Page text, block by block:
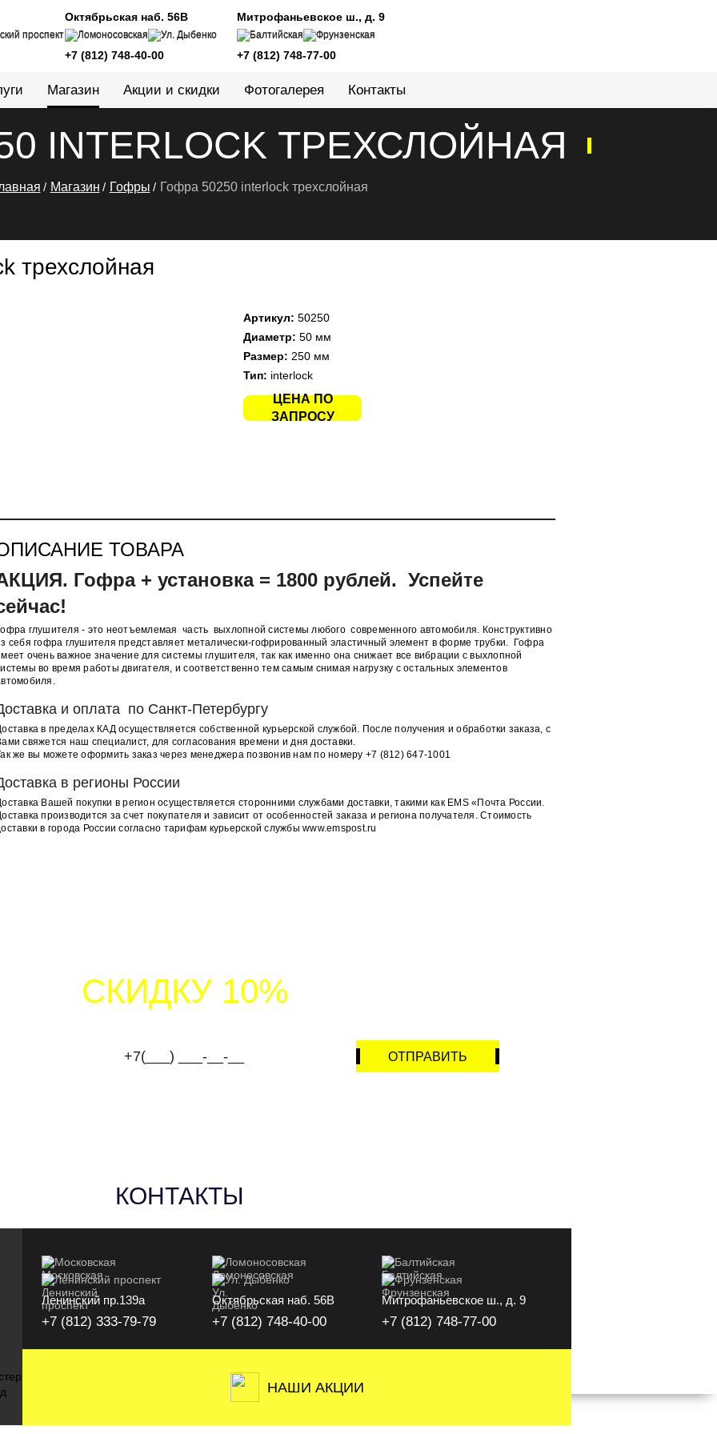
проспект
Октябрьская наб. 56В
Ломоносовская Ул. Дыбенко
+7 (812) 748-40-00
Митрофаньевское ш., д. 9
Балтийская Фрунзенская
+7 (812) 748-77-00
Ленинский пр.139а
Магазин Акции и скидки Фотогалерея Контакты
INTERLOCK ТРЕХСЛОЙНАЯ
Магазин Гофры Гофра 50250 interlock трехслойная
трехслойная
Артикул: 50250
Диаметр: 50 мм
Размер: 250 мм
Тип: interlock
ЦЕНА ПО
ЗАПРОСУ
ТОВАРА
Гофра + установка = 1800 рублей. Успейте
глушителя - это неотъемлемая часть выхлопной системы любого современного автомобиля. Конструктивно
себя гофра глушителя представляет металически-гофрированный эластичный элемент в форме трубки. Гофра
очень важное значение для системы глушителя, так как именно она снижает все вибрации с выхлопной
во время работы двигателя, и соответственно тем самым снимая нагрузку с остальных элементов
и оплата по Санкт-Петербургу
в пределах КАД осуществляется собственной курьерской службой. После получения и обработки заказа, с
свяжется наш специалист, для согласования времени и дня доставки.
же вы можете оформить заказ через менеджера позвонив нам по номеру +7 (812) 647-1001
в регионы России
Вашей покупки в регион осуществляется сторонними службами доставки, такими как EMS «Почта России.
производится за счет покупателя и зависит от особенностей заказа и региона получателя. Стоимость
в города России согласно тарифам курьерской службы www.emspost.ru
СКИДКУ 10%
ОТПРАВИТЬ
КОНТАКТЫ
Московская
Ленинский проспект
Ленинский пр.139а
+7 (812) 333-79-79
Ломоносовская
Ул. Дыбенко
Октябрьская наб. 56В
+7 (812) 748-40-00
Балтийская
Фрунзенская
Митрофаньевское ш., д. 9
+7 (812) 748-77-00
НАШИ АКЦИИ